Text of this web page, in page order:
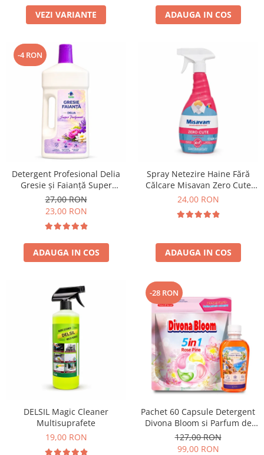
VEZI VARIANTE ADAUGA IN COS
-4 RON
Detergent Profesional Delia
Gresie și Faianță Super
Parfumat 1L
27,00 RON
23,00 RON
ADAUGA IN COS
Spray Netezire Haine Fără
Călcare Misavan Zero Cute
Harmony Parfum Discret 500
24,00 RON
ADAUGA IN COS
DELSIL Magic Cleaner
Multisuprafete
19,00 RON
-28 RON
Pachet 60 Capsule Detergent
Divona Bloom si Parfum de
Rufe Corfu Breeze by Delia
200 ml
127,00 RON
99,00 RON